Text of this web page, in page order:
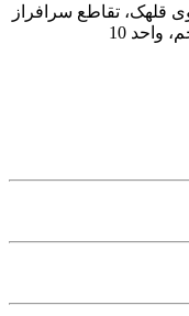
قلهک، تقاطع سرافراز
واحد 10